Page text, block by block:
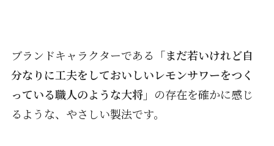
ブランドキャラクターである 「まだ若いけれど自
分なりに工夫をしておいしいレモンサワーをつく
っている職人のような大将」 の存在を確かに感じ
るような、やさしい製法です。